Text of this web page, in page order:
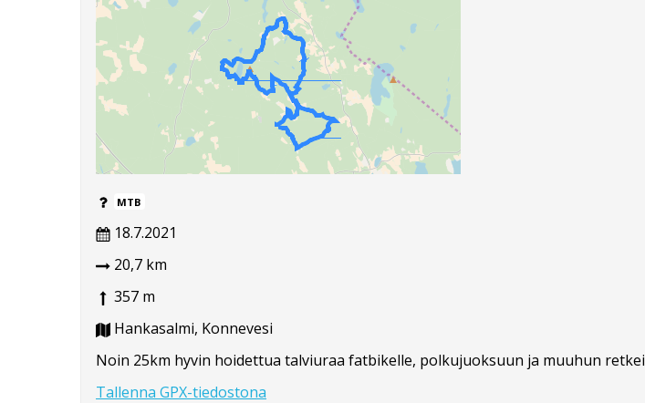
MTB
18.7.2021
20,7 km
357 m
Hankasalmi, Konnevesi
Noin 25km hyvin hoidettua talviuraa fatbikelle, polkujuoksuun ja muuhun
Tallenna GPX-tiedostona